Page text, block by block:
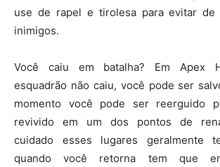
use de rapel e tirolesa para evitar de
inimigos.
Você caiu em batalha? Em Apex
esquadrão não caiu, você pode ser
momento você pode ser reerguido
revivido em um dos pontos de
cuidado esses lugares geralmente
quando você retorna tem que